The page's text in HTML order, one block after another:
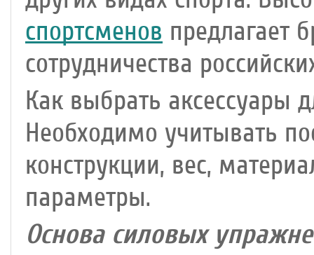
спортсменов предлагает
сотрудничества
Как выбрать аксессуары
Необходимо учитывать
конструкции, вес,
параметры.
Основа силовых